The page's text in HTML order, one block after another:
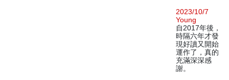
2023/10/7
Young
自2017年後，
時隔六年才發
現好讀又開始
運作了，真的
充滿深深感
謝。